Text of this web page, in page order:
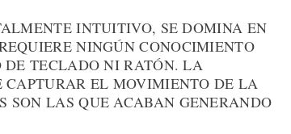
INTUITIVO, SE DOMINA EN
NINGÚN CONOCIMIENTO
DE TECLADO NI RATÓN. LA
CAPTURAR EL MOVIMIENTO DE LA
SON LAS QUE ACABAN GENERANDO